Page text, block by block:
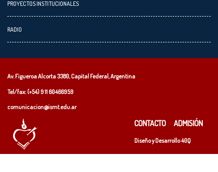
PROYECTOS INSTITUCIONALES
RADIO
Av. Figueroa Alcorta 3380, Capital Federal, Argentina
Tel/fax: (+54)9 11 60466959
comunicacion@ismt.edu.ar
CONTACTO ADMISIÓN
Diseño y Desarrollo40Q